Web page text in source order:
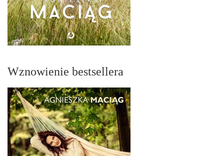
Wznowienie bestsellera